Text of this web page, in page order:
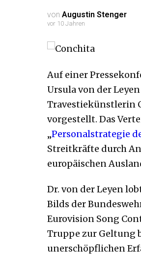
von Augustin Stenger
vor 10 Jahren
Auf einer
Ursula von der
Travestiekünstlerin
vorgestellt. Das
„Personalstrategie
Streitkräfte durch
europäischen
Dr. von der Leyen
Bilds der
Eurovision Song
Truppe zur Geltung
unerschöpflichen